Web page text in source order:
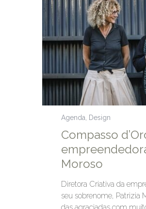
Agenda Design
Compasso
Moroso
Diretora Criativa da
seu sobrenome, Patrizia